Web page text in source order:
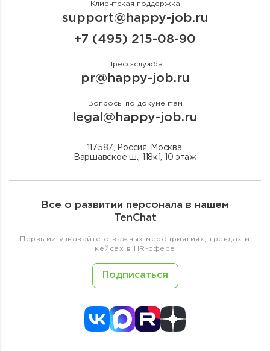
Клиентская поддержка
support@happy-job.ru
+7 (495) 215-08-90
Пресс-служба
pr@happy-job.ru
Вопросы по документам
legal@happy-job.ru
117587, Россия, Москва,
Варшавское ш., 118к1, 10 этаж
Все о развитии персонала в нашем
TenChat
Первыми узнавайте о важных мероприятиях, трендах и
кейсах в HR-сфере
Подписаться